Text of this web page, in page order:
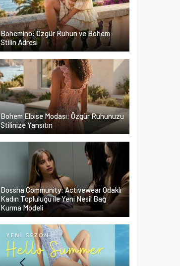
Bohemino: Özgür Ruhun ve Bohem
Stilin Adresi
Bohem Elbise Modası: Özgür Ruhunuzu
Stilinize Yansıtın
Dossha Community: Activewear Odaklı
Kadın Topluluğu ile Yeni Nesil Bağ
Kurma Modeli